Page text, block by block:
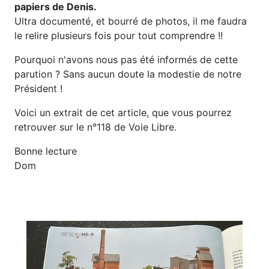
papiers de Denis.
Ultra documenté, et bourré de photos, il me faudra
le relire plusieurs fois pour tout comprendre !!
Pourquoi n'avons nous pas été informés de cette
parution ? Sans aucun doute la modestie de notre
Président !
Voici un extrait de cet article, que vous pourrez
retrouver sur le n°118 de Voie Libre.
Bonne lecture
Dom